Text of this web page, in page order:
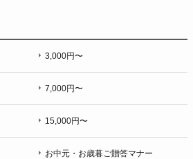
3,000円〜
7,000円〜
15,000円〜
お中元・お歳暮ご贈答マナー